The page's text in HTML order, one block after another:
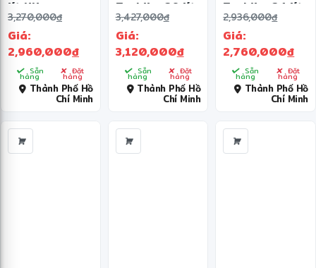
lít NN-
SM33NBYUE
3,270,000đ
Giá:
2,960,000đ
Sẵn
hàng Đặt
hàng
Thành Phố Hồ
Chí Minh
Toshiba 26 lít
MW3-
EG26PE(BM)
VN
3,427,000đ
Giá:
3,120,000đ
Sẵn
hàng Đặt
hàng
Thành Phố Hồ
Chí Minh
Toshiba 24 lít
MW2-
AG24PC(BK)
2,936,000đ
Giá:
2,760,000đ
Sẵn
hàng Đặt
hàng
Thành Phố Hồ
Chí Minh